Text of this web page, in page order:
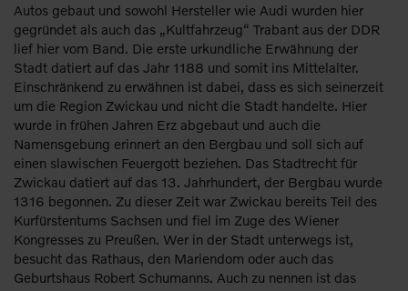
Autos gebaut und sowohl Hersteller wie Audi wurden hier
gegründet als auch das „Kultfahrzeug“ Trabant aus der DDR
lief hier vom Band. Die erste urkundliche Erwähnung der
Stadt datiert auf das Jahr 1188 und somit ins Mittelalter.
Einschränkend zu erwähnen ist dabei, dass es sich seinerzeit
um die Region Zwickau und nicht die Stadt handelte. Hier
wurde in frühen Jahren Erz abgebaut und auch die
Namensgebung erinnert an den Bergbau und soll sich auf
einen slawischen Feuergott beziehen. Das Stadtrecht für
Zwickau datiert auf das 13. Jahrhundert, der Bergbau wurde
1316 begonnen. Zu dieser Zeit war Zwickau bereits Teil des
Kurfürstentums Sachsen und fiel im Zuge des Wiener
Kongresses zu Preußen. Wer in der Stadt unterwegs ist,
besucht das Rathaus, den Mariendom oder auch das
Geburtshaus Robert Schumanns. Auch zu nennen ist das